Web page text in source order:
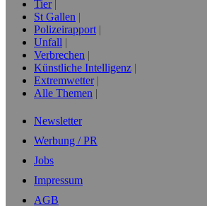
Tier
St Gallen
Polizeirapport
Unfall
Verbrechen
Künstliche Intelligenz
Extremwetter
Alle Themen
Newsletter
Werbung / PR
Jobs
Impressum
AGB